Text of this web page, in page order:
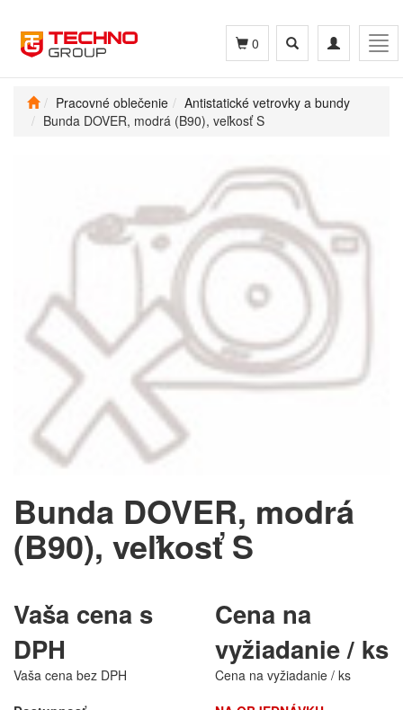
Toggle
navigation
Toggle
search
0
Pracovné oblečenie
Antistatické vetrovky a bundy
Bunda DOVER, modrá (B90), veľkosť S
Bunda DOVER, modrá
(B90), veľkosť S
Vaša cena s
DPH
Cena na
vyžiadanie / ks
Vaša cena bez DPH
Cena na vyžiadanie / ks